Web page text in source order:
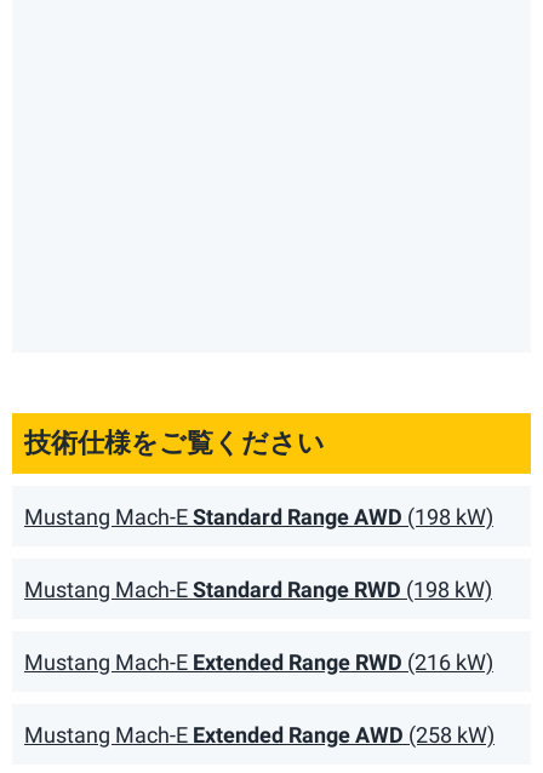
技術仕様をご覧ください
Mustang Mach-EStandard Range AWD (198 kW)
Mustang Mach-EStandard Range RWD (198 kW)
Mustang Mach-E Extended Range RWD (216 kW)
Mustang Mach-E Extended Range AWD (258 kW)